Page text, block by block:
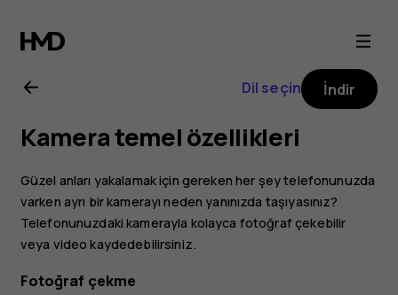
Nokia
3
kullanıcı
kılavuzu
Dil seçin İndir
Kamera temel özellikleri
Güzel anları yakalamak için gereken her şey telefonunuzda
varken ayrı bir kamerayı neden yanınızda taşıyasınız?
Telefonunuzdaki kamerayla kolayca fotoğraf çekebilir
veya video kaydedebilirsiniz.
Fotoğraf çekme